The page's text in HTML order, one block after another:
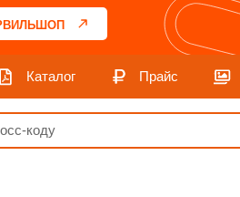
Каталог Прайс